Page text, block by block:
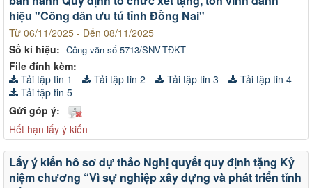
Số kí hiệu: Công văn số 5713/SNV-TĐKT
hiệu "Công dân ưu tú tỉnh Đồng Nai"
Từ 06/11/2025 - Đến 08/11/2025
File đính kèm:
Tải tập tin 1
Tải tập tin 2 Tải tập tin 3
Tải tập tin 4
Tải tập tin 5
Gửi góp ý:
Hết hạn lấy ý kiến
Lấy ý kiến hồ sơ dự thảo Nghị quyết quy định tặng Kỷ
niệm chương “Vì sự nghiệp xây dựng và phát triển tỉnh